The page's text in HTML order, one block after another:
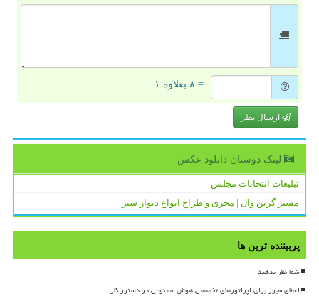
= ۸ بعلاوه ۱
ارسال نظر
لینک دوستان دانلود عكس
تبلیغات انتخابات مجلس
مستر گرین وال | مجری و طراح انواع دیوار سبز
پربیننده ترین ها
شما نظر بدهید
اعطای مجوز برای اپراتورهای تخصصی هوش مصنوعی در دستور کار